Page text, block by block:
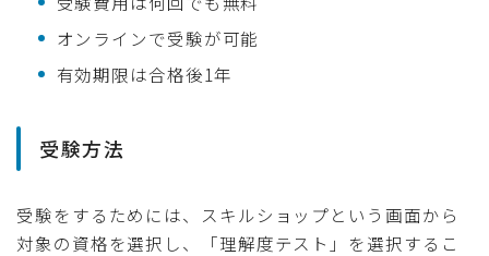
オンラインで受験が可能
有効期限は合格後1年
受験方法
受験をするためには、スキルショップという画面から
対象の資格を選択し、「理解度テスト」を選択するこ